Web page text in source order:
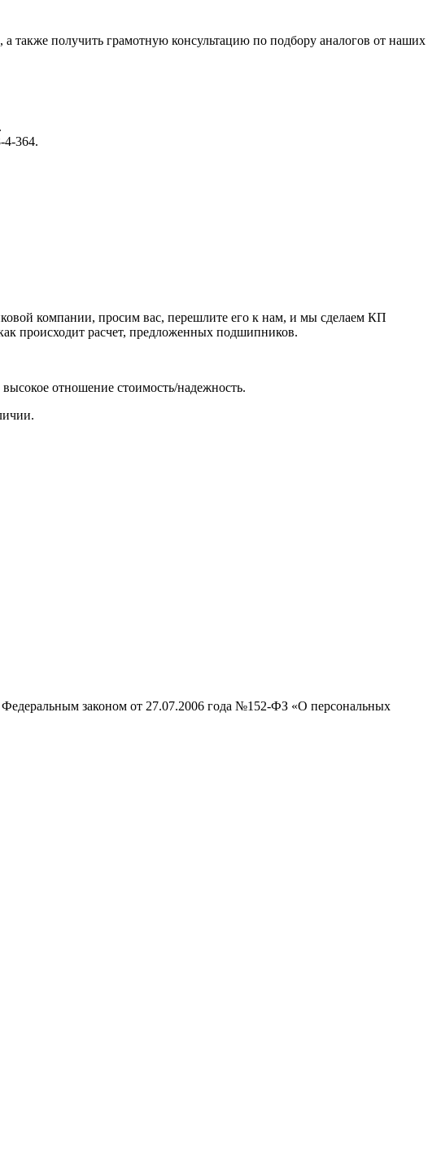
получить грамотную консультацию по подбору аналогов от наших
4-364.
компании, просим вас, перешлите его к нам, и мы сделаем КП
происходит расчет, предложенных подшипников.
отношение стоимость/надежность.
законом от 27.07.2006 года №152-ФЗ «О персональных